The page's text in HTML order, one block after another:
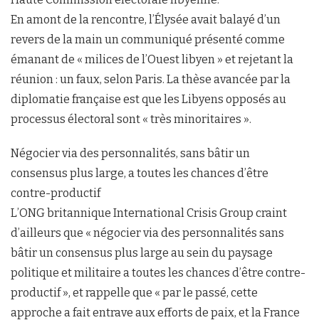
En amont de la rencontre, l’Élysée avait balayé d’un
revers de la main un communiqué présenté comme
émanant de « milices de l’Ouest libyen » et rejetant la
réunion : un faux, selon Paris. La thèse avancée par la
diplomatie française est que les Libyens opposés au
processus électoral sont « très minoritaires ».
Négocier via des personnalités, sans bâtir un
consensus plus large, a toutes les chances d’être
contre-productif
L’ONG britannique International Crisis Group craint
d’ailleurs que « négocier via des personnalités sans
bâtir un consensus plus large au sein du paysage
politique et militaire a toutes les chances d’être contre-
productif », et rappelle que « par le passé, cette
approche a fait entrave aux efforts de paix, et la France